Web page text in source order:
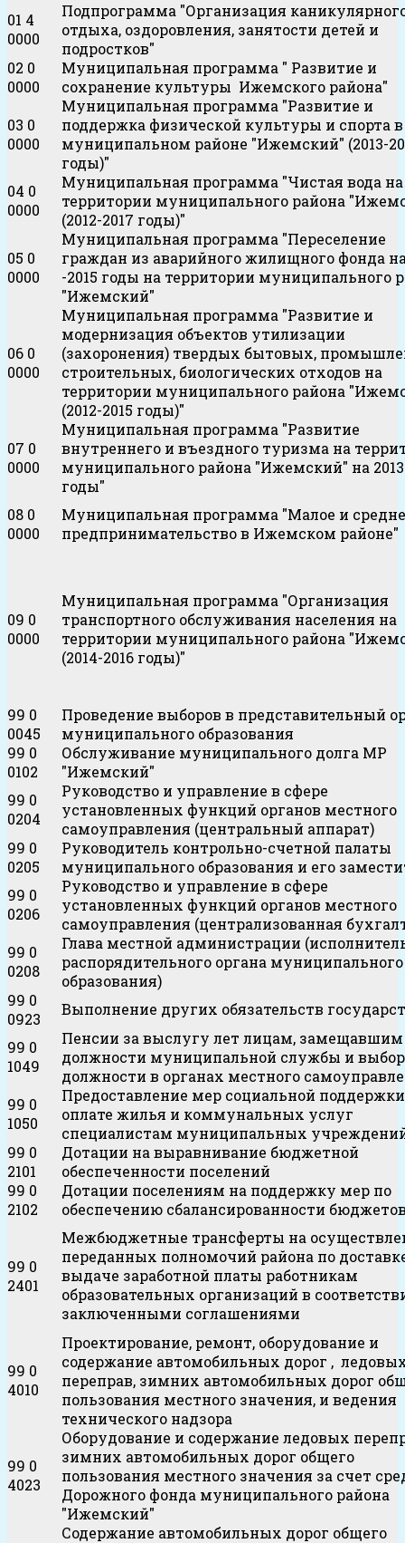
01 4
0000
Подпрограмма "Организация
отдыха, оздоровления, занятости детей и
подростков"
02 0
0000
Муниципальная программа " Развитие и
сохранение культуры Ижемского района"
03 0
0000
Муниципальная программа "Развитие и
поддержка физической культуры и спорта в
муниципальном районе "Ижемский" (2013-
годы)"
04 0
0000
Муниципальная программа "Чистая вода на
территории муниципального района
(2012-2017 годы)"
05 0
0000
Муниципальная программа "Переселение
граждан из аварийного жилищного фонда на
-2015 годы на территории муниципального
"Ижемский"
06 0
0000
Муниципальная программа "Развитие и
модернизация объектов утилизации
(захоронения) твердых бытовых,
строительных, биологических отходов на
территории муниципального района
(2012-2015 годы)"
07 0
0000
Муниципальная программа "Развитие
внутреннего и въездного туризма на
муниципального района "Ижемский" на
годы"
08 0
0000
Муниципальная программа "Малое и
предпринимательство в Ижемском районе"
09 0
0000
Муниципальная программа "Организация
транспортного обслуживания населения на
территории муниципального района
(2014-2016 годы)"
99 0
0045
Проведение выборов в представительный
муниципального образования
99 0
0102
Обслуживание муниципального долга МР
"Ижемский"
99 0
0204
Руководство и управление в сфере
установленных функций органов местного
самоуправления (центральный аппарат)
99 0
0205
Руководитель контрольно-счетной палаты
муниципального образования и его
99 0
0206
Руководство и управление в сфере
установленных функций органов местного
самоуправления (централизованная
99 0
0208
Глава местной администрации
распорядительного органа муниципального
образования)
99 0
0923
Выполнение других обязательств
99 0
1049
Пенсии за выслугу лет лицам, замещавшим
должности муниципальной службы и
должности в органах местного
99 0
1050
Предоставление мер социальной
оплате жилья и коммунальных услуг
специалистам муниципальных
99 0
2101
Дотации на выравнивание бюджетной
обеспеченности поселений
99 0
2102
Дотации поселениям на поддержку мер по
обеспечению сбалансированности
99 0
2401
Межбюджетные трансферты на
переданных полномочий района по
выдаче заработной платы работникам
образовательных организаций в
заключенными соглашениями
99 0
4010
Проектирование, ремонт, оборудование и
содержание автомобильных дорог ,
переправ, зимних автомобильных дорог
пользования местного значения, и ведения
технического надзора
99 0
4023
Оборудование и содержание ледовых
зимних автомобильных дорог общего
пользования местного значения за счет
Дорожного фонда муниципального района
"Ижемский"
Содержание автомобильных дорог общего